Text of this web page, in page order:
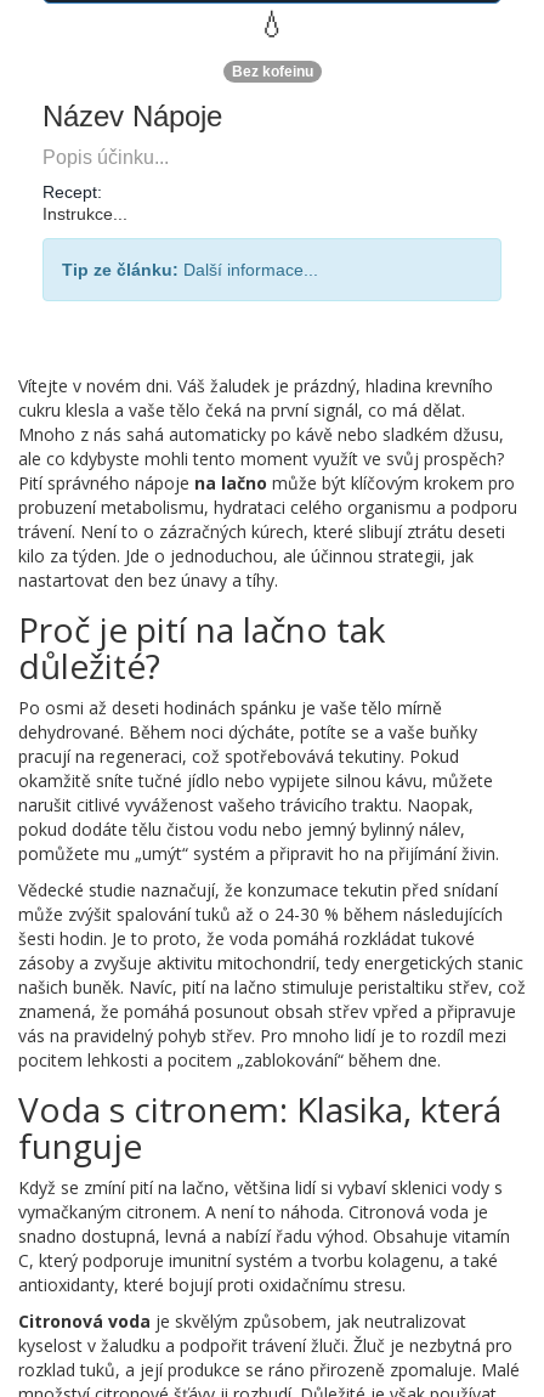
💧
Bez kofeinu
Název Nápoje
Popis účinku...
Recept:
Instrukce...
Tip ze článku: Další informace...
Vítejte v novém dni. Váš žaludek je prázdný, hladina krevního
cukru klesla a vaše tělo čeká na první signál, co má dělat.
Mnoho z nás sahá automaticky po kávě nebo sladkém džusu,
ale co kdybyste mohli tento moment využít ve svůj prospěch?
Pití správného nápoje na lačno může být klíčovým krokem pro
probuzení metabolismu, hydrataci celého organismu a podporu
trávení. Není to o zázračných kúrech, které slibují ztrátu deseti
kilo za týden. Jde o jednoduchou, ale účinnou strategii, jak
nastartovat den bez únavy a tíhy.
Proč je pití na lačno tak
důležité?
Po osmi až deseti hodinách spánku je vaše tělo mírně
dehydrované. Během noci dýcháte, potíte se a vaše buňky
pracují na regeneraci, což spotřebovává tekutiny. Pokud
okamžitě sníte tučné jídlo nebo vypijete silnou kávu, můžete
narušit citlivé vyváženost vašeho trávicího traktu. Naopak,
pokud dodáte tělu čistou vodu nebo jemný bylinný nálev,
pomůžete mu „umýt“ systém a připravit ho na přijímání živin.
Vědecké studie naznačují, že konzumace tekutin před snídaní
může zvýšit spalování tuků až o 24-30 % během následujících
šesti hodin. Je to proto, že voda pomáhá rozkládat tukové
zásoby a zvyšuje aktivitu mitochondrií, tedy energetických stanic
našich buněk. Navíc, pití na lačno stimuluje peristaltiku střev, což
znamená, že pomáhá posunout obsah střev vpřed a připravuje
vás na pravidelný pohyb střev. Pro mnoho lidí je to rozdíl mezi
pocitem lehkosti a pocitem „zablokování“ během dne.
Voda s citronem: Klasika, která
funguje
Když se zmíní pití na lačno, většina lidí si vybaví sklenici vody s
vymačkaným citronem. A není to náhoda. Citronová voda je
snadno dostupná, levná a nabízí řadu výhod. Obsahuje vitamín
C, který podporuje imunitní systém a tvorbu kolagenu, a také
antioxidanty, které bojují proti oxidačnímu stresu.
Citronová voda je skvělým způsobem, jak neutralizovat
kyselost v žaludku a podpořit trávení žluči. Žluč je nezbytná pro
rozklad tuků, a její produkce se ráno přirozeně zpomaluje. Malé